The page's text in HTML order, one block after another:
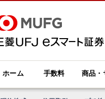
ホーム 手数料 商品・